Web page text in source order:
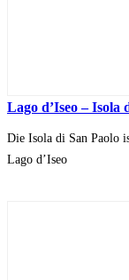
Lago d’Iseo – Isola
Die Isola di San Paolo
Lago d’Iseo